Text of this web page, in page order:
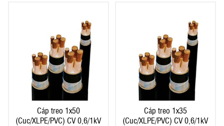
Cáp treo 1x50
(Cuc/XLPE/PVC) CV 0,6/1kV
Cáp treo 1x35
(Cuc/XLPE/PVC) CV 0,6/1kV